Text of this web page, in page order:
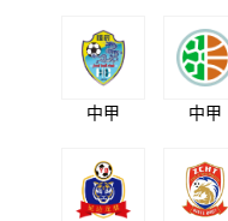
中甲 中甲